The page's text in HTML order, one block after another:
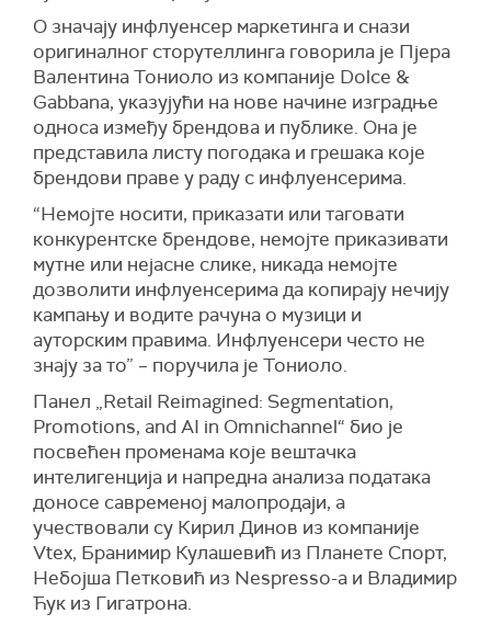
О значају инфлуенсер маркетинга и снази
оригиналног сторyтеллинга говорила је Пјера
Валентина Тониоло из компаније Dolce &
Gabbana, указујући на нове начине изградње
односа између брендова и публике. Она је
представила листу погодака и грешака које
брендови праве у раду с инфлуенсерима.
“Немојте носити, приказати или таговати
конкурентске брендове, немојте приказивати
мутне или нејасне слике, никада немојте
дозволити инфлуенсерима да копирају нечију
кампању и водите рачуна о музици и
ауторским правима. Инфлуенсери често не
знају за то” – поручила је Тониоло.
Панел „Retail Reimagined: Segmentation,
Promotions, and AI in Omnichannel“ био је
посвећен променама које вештачка
интелигенција и напредна анализа података
доносе савременој малопродаји, а
учествовали су Кирил Динов из компаније
Vtex, Бранимир Кулашевић из Планете Спорт,
Небојша Петковић из Nespresso-a и Владимир
Ћук из Гигатрона.